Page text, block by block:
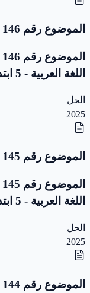
الموضوع رقم 146
اللغة العربية - 5 ابتدائي
الحل
2025
الموضوع رقم 145
اللغة العربية - 5 ابتدائي
الحل
2025
الموضوع رقم 144